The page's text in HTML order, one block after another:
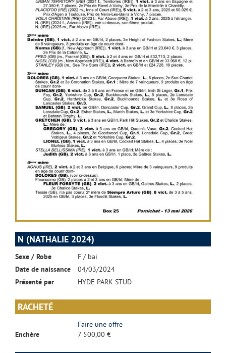
N (NATHALIE 2024)
Sexe / Robe
F / bai
Date de naissance
04/03/2024
Présenté par
HYDE PARK STUD
RACHETÉ
Faire une offre
Enchère
7 500,00 €